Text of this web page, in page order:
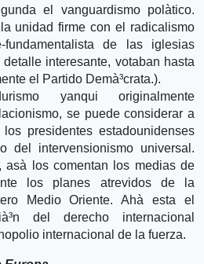
el vanguardismo polà­tico.
unidad firme con el radicalismo
fundamentalista de las iglesias
interesante, votaban hasta
el Partido Demà³crata.).
yanqui originalmente
se puede considerar a
presidentes estadounidenses
del intervensionismo universal.
asà­ los comentan los medias de
los planes atrevidos de la
Medio Oriente. Ahà­ esta el
del derecho internacional
internacional de la fuerza.